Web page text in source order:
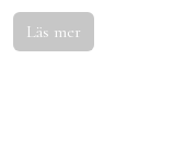
Läs mer